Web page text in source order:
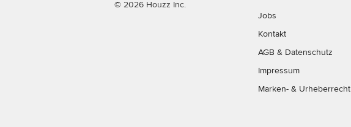
auswählen
© 2026 Houzz Inc.
Jobs
Kontakt
AGB & Datenschutz
Impressum
Marken- & Urheberrecht